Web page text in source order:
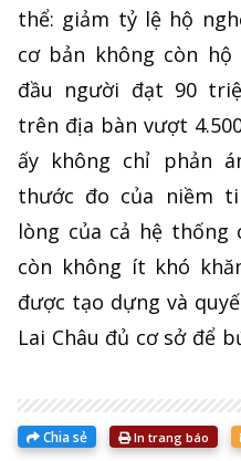
thể: giảm tỷ lệ hộ
cơ bản không còn hộ
đầu người đạt 90
trên địa bàn vượt
ấy không chỉ phản
thước đo của niềm
lòng của cả hệ
còn không ít khó
được tạo dựng và
Lai Châu đủ cơ sở để
Chia sẻ In trang báo